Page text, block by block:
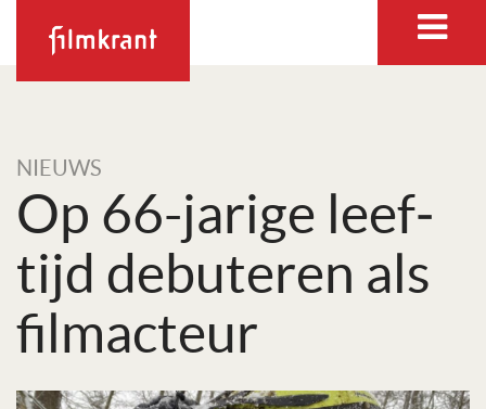
NIEUWS
Op 66-jarige leef­
tijd debu­teren als
film­acteur